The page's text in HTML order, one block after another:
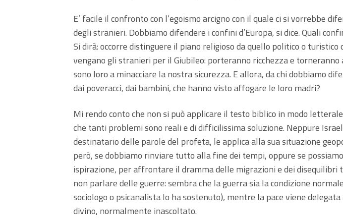
E’ facile il confronto con l’egoismo arcigno con il quale ci si vorrebbe
degli stranieri. Dobbiamo difendere i confini d’Europa, si dice. Quali
Si dirà: occorre distinguere il piano religioso da quello politico o turistico
vengano gli stranieri per il Giubileo: porteranno ricchezza e torneranno
sono loro a minacciare la nostra sicurezza. E allora, da chi dobbiamo
dai poveracci, dai bambini, che hanno visto affogare le loro madri?
Mi rendo conto che non si può applicare il testo biblico in modo
che tanti problemi sono reali e di difficilissima soluzione. Neppure
destinatario delle parole del profeta, le applica alla sua situazione
però, se dobbiamo rinviare tutto alla fine dei tempi, oppure se
ispirazione, per affrontare il dramma delle migrazioni e dei disequilibri
non parlare delle guerre: sembra che la guerra sia la condizione
sociologo o psicanalista lo ha sostenuto), mentre la pace viene
divino, normalmente inascoltato.